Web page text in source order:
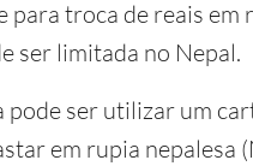
para troca de reais em
ser limitada no Nepal.
pode ser utilizar um
em rupia nepalesa